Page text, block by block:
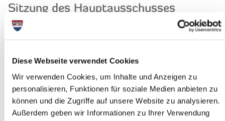
Diese Webseite verwendet Cookies
Wir verwenden Cookies, um Inhalte und Anzeigen zu
personalisieren, Funktionen für soziale Medien anbieten zu
können und die Zugriffe auf unsere Website zu analysieren.
Außerdem geben wir Informationen zu Ihrer Verwendung
Sitzung des Hauptausschusses
Am Mittwoch, dem 22. Mai 2019, um
17.00 Uhr, tagt der Hauptausschuss
Weiterlesen
Sitzung des Ausschusses für
Wirtschaft